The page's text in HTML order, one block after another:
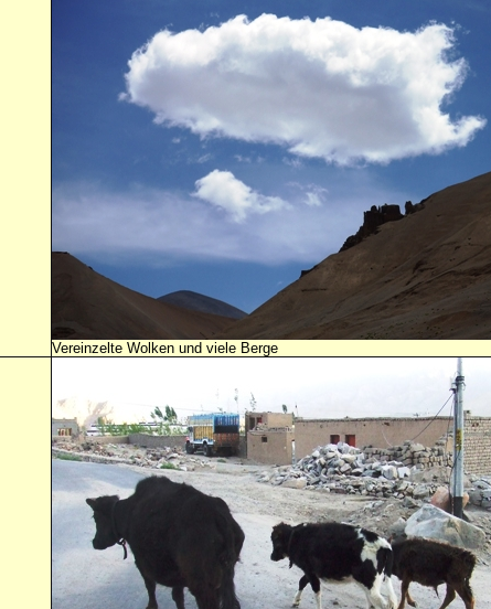
Vereinzelte Wolken und viele Berge